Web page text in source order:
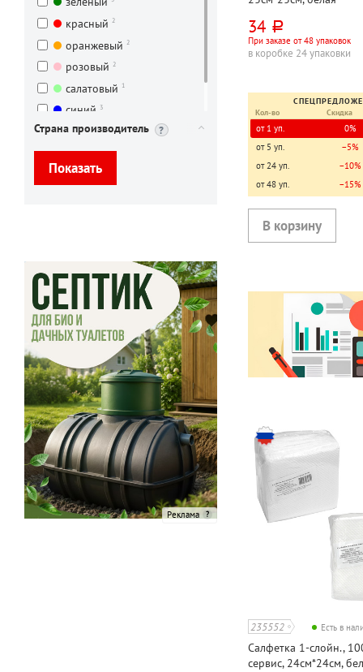
красный 2
оранжевый 2
розовый 2
салатовый 1
синий 3
черный 1
Страна производитель
Реклама
34 руб.
При заказе от 48 упаковок
в коробке 24 упаковки
Кол-во
Скидка
от 1 уп. 0%
от 5 уп.
−5%
от 24 уп.
−10%
от 48 уп.
−15%
235552 Есть в
Салфетка 1-слойн.,
сервис, 24см*24см,